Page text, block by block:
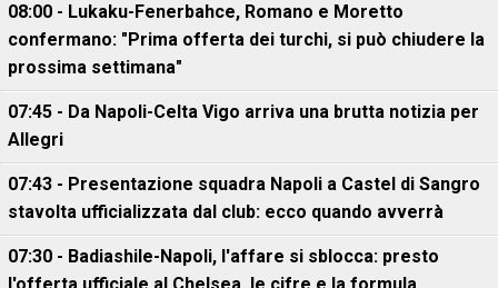
08:00 - Lukaku-Fenerbahce, Romano e Moretto
confermano: "Prima offerta dei turchi, si può chiudere la
prossima settimana"
07:45 - Da Napoli-Celta Vigo arriva una brutta notizia per
Allegri
07:43 - Presentazione squadra Napoli a Castel di Sangro
stavolta ufficializzata dal club: ecco quando avverrà
07:30 - Badiashile-Napoli, l'affare si sblocca: presto